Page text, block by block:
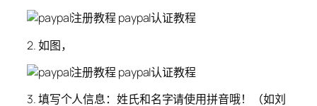
2. 如图，
3. 填写个人信息：姓氏和名字请使用拼音哦！（如刘